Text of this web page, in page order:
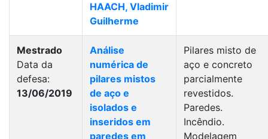
HAACH, Vladimir
Guilherme
Mestrado
Data da
defesa:
13/06/2019
Análise
numérica de
pilares mistos
de aço e
isolados e
inseridos em
paredes em
Pilares misto de
aço e concreto
parcialmente
revestidos.
Paredes.
Incêndio.
Modelagem